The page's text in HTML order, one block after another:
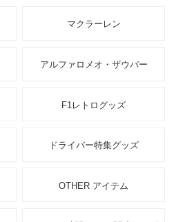
マクラーレン
アルファロメオ・ザウバー
F1レトログッズ
ドライバー特集グッズ
OTHER アイテム